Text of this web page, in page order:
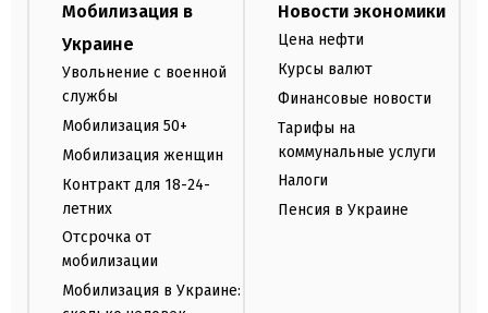
Мобилизация в
Украине
Увольнение с военной
службы
Мобилизация 50+
Мобилизация женщин
Контракт для 18-24-
летних
Отсрочка от
мобилизации
Мобилизация в Украине:
Новости экономики
Цена нефти
Курсы валют
Финансовые новости
Тарифы на
коммунальные услуги
Налоги
Пенсия в Украине